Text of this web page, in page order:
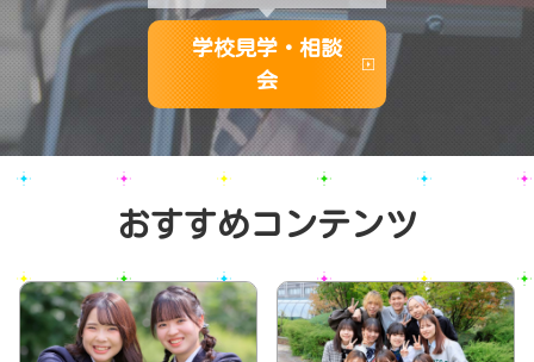
学校見学・相談
会
おすすめコンテンツ